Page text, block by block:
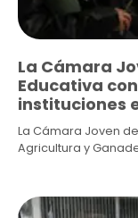
La Cámara
Educativa
instituciones
La Cámara Joven
Agricultura y